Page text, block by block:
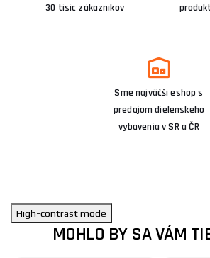
30 tisíc zákazníkov
Sme najväčší eshop s
predajom dielenského
vybavenia v SR a ČR
High-contrast mode
MOHLO BY SA VÁM